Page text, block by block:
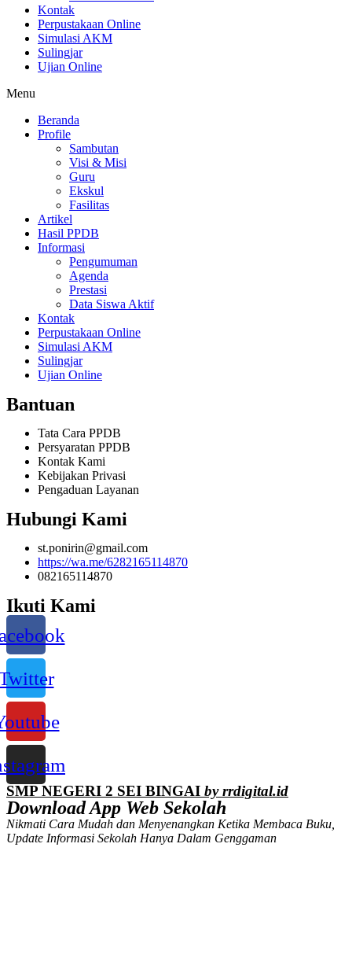
Kontak
Perpustakaan Online
Simulasi AKM
Sulingjar
Ujian Online
Menu
Beranda
Profile
Sambutan
Visi & Misi
Guru
Ekskul
Fasilitas
Artikel
Hasil PPDB
Informasi
Pengumuman
Agenda
Prestasi
Data Siswa Aktif
Kontak
Perpustakaan Online
Simulasi AKM
Sulingjar
Ujian Online
Bantuan
Tata Cara PPDB
Persyaratan PPDB
Kontak Kami
Kebijakan Privasi
Pengaduan Layanan
Hubungi Kami
st.ponirin@gmail.com
https://wa.me/6282165114870
082165114870
Ikuti Kami
SMP NEGERI 2 SEI BINGAI by rrdigital.id
Download App Web Sekolah
Nikmati Cara Mudah dan Menyenangkan Ketika Membaca Buku,
Update Informasi Sekolah Hanya Dalam Genggaman